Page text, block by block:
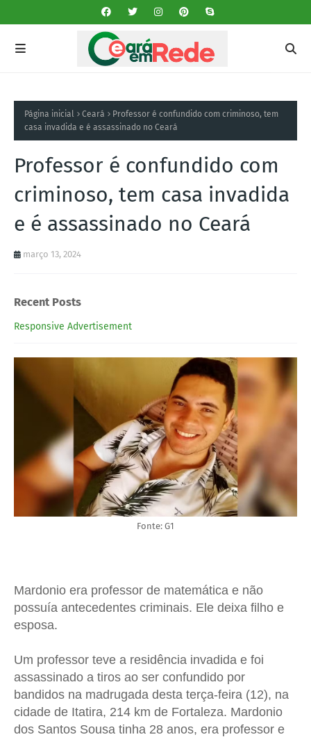
Página inicial Ceará
Professor é confundido com criminoso, tem
casa invadida e é assassinado no Ceará
Professor é confundido com
criminoso, tem casa invadida
e é assassinado no Ceará
março 13, 2024
Recent Posts
Responsive Advertisement
Fonte: G1
Mardonio era professor de matemática e não
possuía antecedentes criminais. Ele deixa filho e
esposa.
Um professor teve a residência invadida e foi
assassinado a tiros ao ser confundido por
bandidos na madrugada desta terça-feira (12), na
cidade de Itatira, 214 km de Fortaleza. Mardonio
dos Santos Sousa tinha 28 anos, era professor e